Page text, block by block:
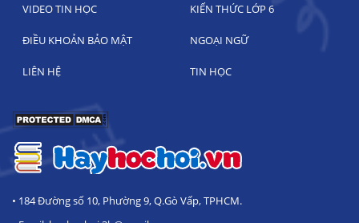
VIDEO TIN HỌC KIẾN THỨC LỚP 6
ĐIỀU KHOẢN BẢO MẬT NGOẠI NGỮ
LIÊN HỆ TIN HỌC
• 184 Đường số 10, Phường 9, Q.Gò Vấp, TPHCM.